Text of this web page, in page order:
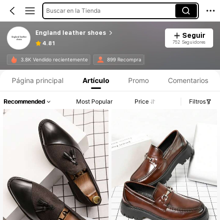
Buscar en la Tienda
England leather shoes
4.81
Seguir
752 Seguidores
3.8K Vendido recientemente 899 Recompra
Página principal Artículo Promo Comentarios
Recommended Most Popular Price Filtros